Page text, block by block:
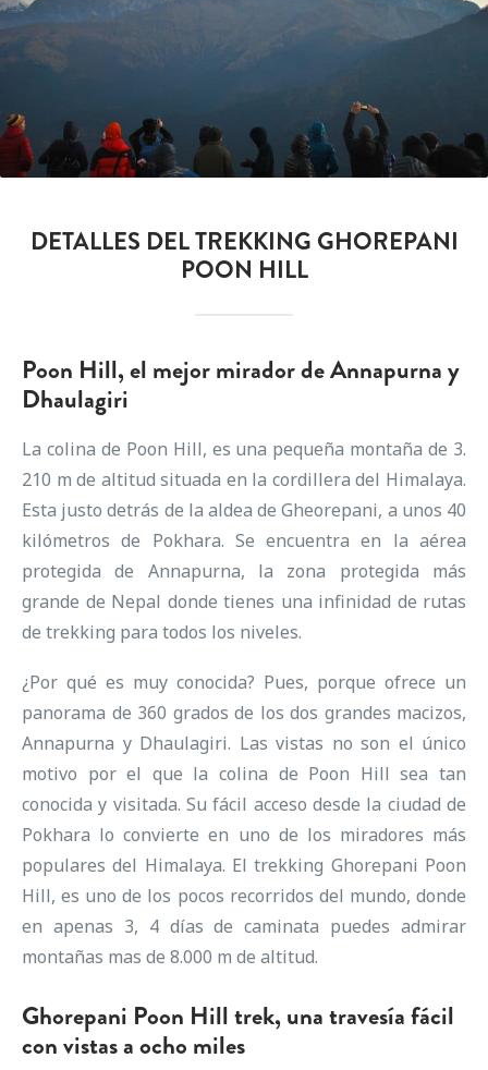
DETALLES DEL TREKKING GHOREPANI
POON HILL
Poon Hill, el mejor mirador de Annapurna y
Dhaulagiri
La colina de Poon Hill, es una pequeña montaña de 3.
210 m de altitud situada en la cordillera del Himalaya.
Esta justo detrás de la aldea de Gheorepani, a unos 40
kilómetros de Pokhara. Se encuentra en la aérea
protegida de Annapurna, la zona protegida más
grande de Nepal donde tienes una infinidad de rutas
de trekking para todos los niveles.
¿Por qué es muy conocida? Pues, porque ofrece un
panorama de 360 grados de los dos grandes macizos,
Annapurna y Dhaulagiri. Las vistas no son el único
motivo por el que la colina de Poon Hill sea tan
conocida y visitada. Su fácil acceso desde la ciudad de
Pokhara lo convierte en uno de los miradores más
populares del Himalaya. El trekking Ghorepani Poon
Hill, es uno de los pocos recorridos del mundo, donde
en apenas 3, 4 días de caminata puedes admirar
montañas mas de 8.000 m de altitud.
Ghorepani Poon Hill trek, una travesía fácil
con vistas a ocho miles